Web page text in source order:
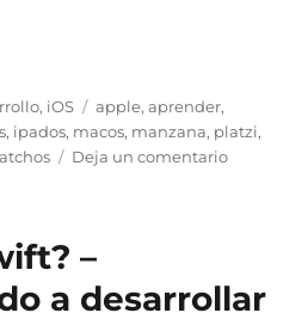
, iOS Etiquetas
apple,aprender,
, ipados, macos, manzana, platzi,
Deja un comentarioen
–
a desarrollar